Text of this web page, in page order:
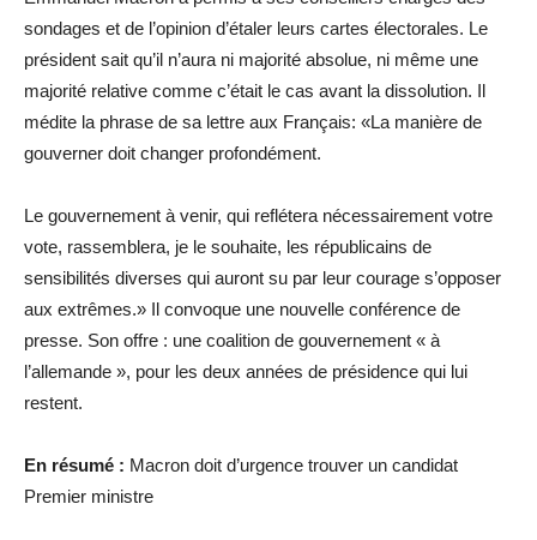
sondages et de l’opinion d’étaler leurs cartes électorales. Le
président sait qu’il n’aura ni majorité absolue, ni même une
majorité relative comme c’était le cas avant la dissolution. Il
médite la phrase de sa lettre aux Français: «La manière de
gouverner doit changer profondément.
Le gouvernement à venir, qui reflétera nécessairement votre
vote, rassemblera, je le souhaite, les républicains de
sensibilités diverses qui auront su par leur courage s’opposer
aux extrêmes.» Il convoque une nouvelle conférence de
presse. Son offre : une coalition de gouvernement « à
l’allemande », pour les deux années de présidence qui lui
restent.
En résumé : Macron doit d’urgence trouver un candidat
Premier ministre